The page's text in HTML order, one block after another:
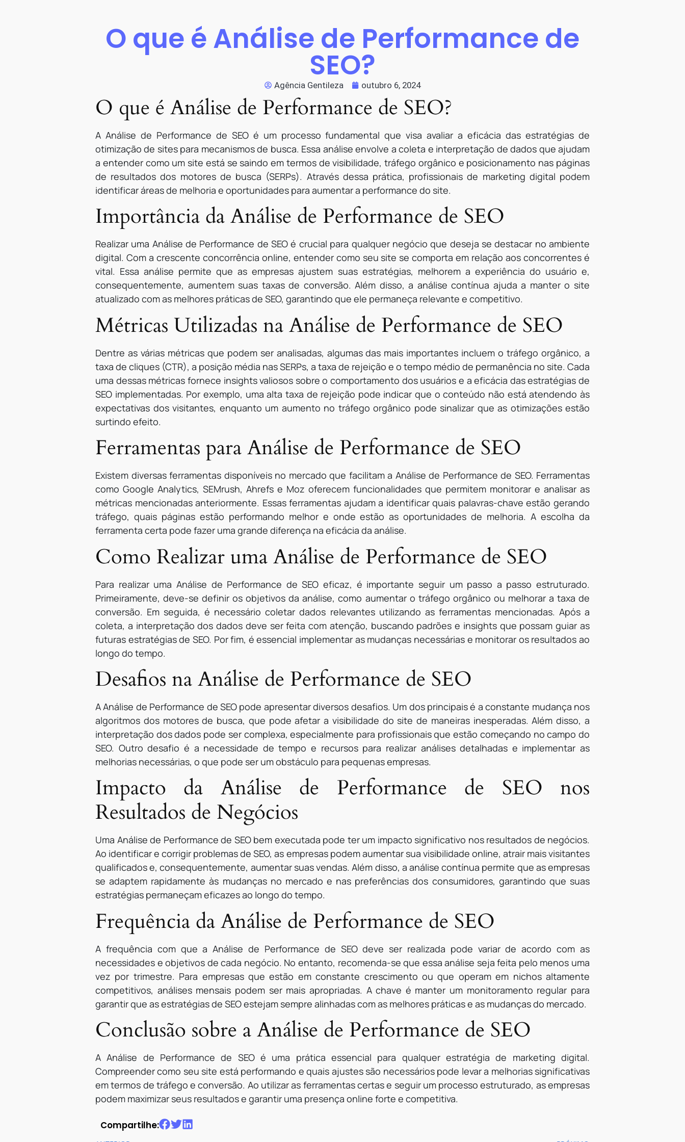
O que é Análise de Performance de
SEO?
Agência Gentileza outubro 6, 2024
O que é Análise de Performance de SEO?
A Análise de Performance de SEO é um processo fundamental que visa avaliar a eficácia das estratégias de
otimização de sites para mecanismos de busca. Essa análise envolve a coleta e interpretação de dados que ajudam
a entender como um site está se saindo em termos de visibilidade, tráfego orgânico e posicionamento nas páginas
de resultados dos motores de busca (SERPs). Através dessa prática, profissionais de marketing digital podem
identificar áreas de melhoria e oportunidades para aumentar a performance do site.
Importância da Análise de Performance de SEO
Realizar uma Análise de Performance de SEO é crucial para qualquer negócio que deseja se destacar no ambiente
digital. Com a crescente concorrência online, entender como seu site se comporta em relação aos concorrentes é
vital. Essa análise permite que as empresas ajustem suas estratégias, melhorem a experiência do usuário e,
consequentemente, aumentem suas taxas de conversão. Além disso, a análise contínua ajuda a manter o site
atualizado com as melhores práticas de SEO, garantindo que ele permaneça relevante e competitivo.
Métricas Utilizadas na Análise de Performance de SEO
Dentre as várias métricas que podem ser analisadas, algumas das mais importantes incluem o tráfego orgânico, a
taxa de cliques (CTR), a posição média nas SERPs, a taxa de rejeição e o tempo médio de permanência no site. Cada
uma dessas métricas fornece insights valiosos sobre o comportamento dos usuários e a eficácia das estratégias de
SEO implementadas. Por exemplo, uma alta taxa de rejeição pode indicar que o conteúdo não está atendendo às
expectativas dos visitantes, enquanto um aumento no tráfego orgânico pode sinalizar que as otimizações estão
surtindo efeito.
Ferramentas para Análise de Performance de SEO
Existem diversas ferramentas disponíveis no mercado que facilitam a Análise de Performance de SEO. Ferramentas
como Google Analytics, SEMrush, Ahrefs e Moz oferecem funcionalidades que permitem monitorar e analisar as
métricas mencionadas anteriormente. Essas ferramentas ajudam a identificar quais palavras-chave estão gerando
tráfego, quais páginas estão performando melhor e onde estão as oportunidades de melhoria. A escolha da
ferramenta certa pode fazer uma grande diferença na eficácia da análise.
Como Realizar uma Análise de Performance de SEO
Para realizar uma Análise de Performance de SEO eficaz, é importante seguir um passo a passo estruturado.
Primeiramente, deve-se definir os objetivos da análise, como aumentar o tráfego orgânico ou melhorar a taxa de
conversão. Em seguida, é necessário coletar dados relevantes utilizando as ferramentas mencionadas. Após a
coleta, a interpretação dos dados deve ser feita com atenção, buscando padrões e insights que possam guiar as
futuras estratégias de SEO. Por fim, é essencial implementar as mudanças necessárias e monitorar os resultados ao
longo do tempo.
Desafios na Análise de Performance de SEO
A Análise de Performance de SEO pode apresentar diversos desafios. Um dos principais é a constante mudança nos
algoritmos dos motores de busca, que pode afetar a visibilidade do site de maneiras inesperadas. Além disso, a
interpretação dos dados pode ser complexa, especialmente para profissionais que estão começando no campo do
SEO. Outro desafio é a necessidade de tempo e recursos para realizar análises detalhadas e implementar as
melhorias necessárias, o que pode ser um obstáculo para pequenas empresas.
Impacto da Análise de Performance de SEO nos
Resultados de Negócios
Uma Análise de Performance de SEO bem executada pode ter um impacto significativo nos resultados de negócios.
Ao identificar e corrigir problemas de SEO, as empresas podem aumentar sua visibilidade online, atrair mais visitantes
qualificados e, consequentemente, aumentar suas vendas. Além disso, a análise contínua permite que as empresas
se adaptem rapidamente às mudanças no mercado e nas preferências dos consumidores, garantindo que suas
estratégias permaneçam eficazes ao longo do tempo.
Frequência da Análise de Performance de SEO
A frequência com que a Análise de Performance de SEO deve ser realizada pode variar de acordo com as
necessidades e objetivos de cada negócio. No entanto, recomenda-se que essa análise seja feita pelo menos uma
vez por trimestre. Para empresas que estão em constante crescimento ou que operam em nichos altamente
competitivos, análises mensais podem ser mais apropriadas. A chave é manter um monitoramento regular para
garantir que as estratégias de SEO estejam sempre alinhadas com as melhores práticas e as mudanças do mercado.
Conclusão sobre a Análise de Performance de SEO
A Análise de Performance de SEO é uma prática essencial para qualquer estratégia de marketing digital.
Compreender como seu site está performando e quais ajustes são necessários pode levar a melhorias significativas
em termos de tráfego e conversão. Ao utilizar as ferramentas certas e seguir um processo estruturado, as empresas
podem maximizar seus resultados e garantir uma presença online forte e competitiva.
Compartilhe: